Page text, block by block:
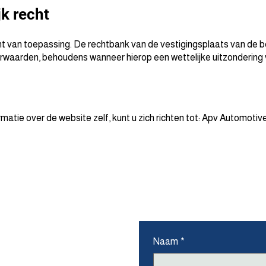
recht
van toepassing. De rechtbank van de vestigingsplaats van de
behoudens wanneer hierop een wettelijke
over de website zelf, kunt u zich richten tot: Apv
Naam *